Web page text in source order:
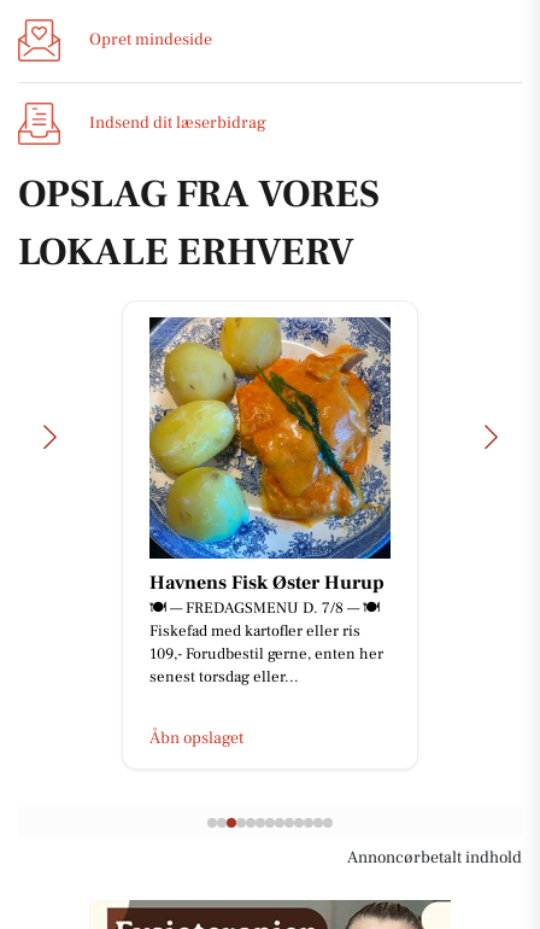
Opret mindeside
Indsend dit læserbidrag
OPSLAG FRA VORES
LOKALE ERHVERV
Havnens Fisk Øster Hurup
🍽️ — FREDAGSMENU D. 7/8 — 🍽️
Fiskefad med kartofler eller ris
109,- Forudbestil gerne, enten her
senest torsdag eller...
Åbn opslaget
Annoncørbetalt indhold